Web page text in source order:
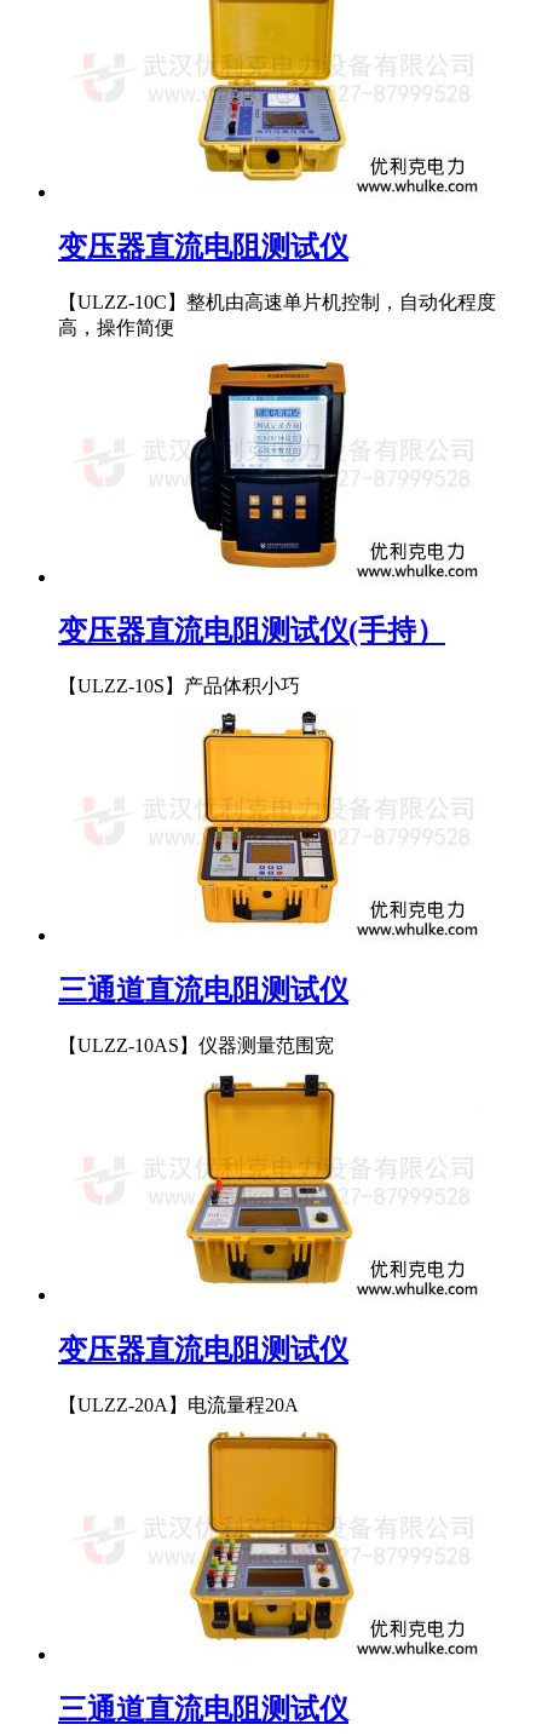
变压器直流电阻测试仪
【ULZZ-10C】整机由高速单片机控制，自动化程度
高，操作简便
变压器直流电阻测试仪(手持）
【ULZZ-10S】产品体积小巧
三通道直流电阻测试仪
【ULZZ-10AS】仪器测量范围宽
变压器直流电阻测试仪
【ULZZ-20A】电流量程20A
三通道直流电阻测试仪